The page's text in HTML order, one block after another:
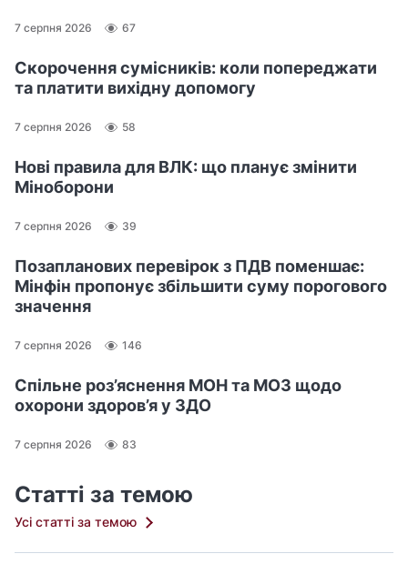
7 серпня 2026 67
Скорочення сумісників: коли попереджати
та платити вихідну допомогу
7 серпня 2026 58
Нові правила для ВЛК: що планує змінити
Міноборони
7 серпня 2026 39
Позапланових перевірок з ПДВ поменшає:
Мінфін пропонує збільшити суму порогового
значення
7 серпня 2026 146
Спільне роз’яснення МОН та МОЗ щодо
охорони здоров’я у ЗДО
7 серпня 2026 83
Статті за темою
Усі статті за темою